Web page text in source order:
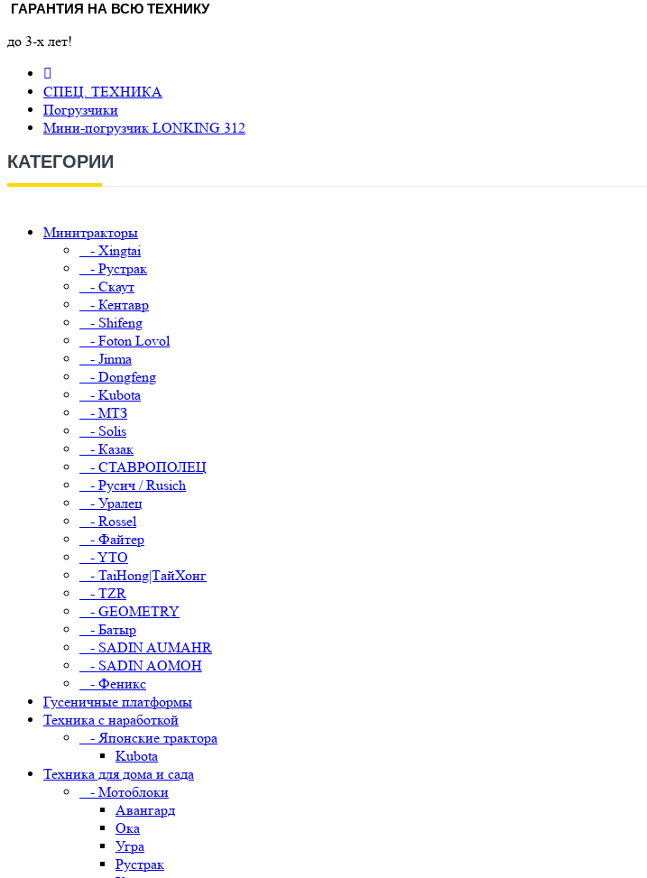
ГАРАНТИЯ НА ВСЮ ТЕХНИКУ
до 3-х лет!
СПЕЦ. ТЕХНИКА
Погрузчики
Мини-погрузчик LONKING 312
КАТЕГОРИИ
Минитракторы
- Xingtai
- Рустрак
- Скаут
- Кентавр
- Shifeng
- Foton Lovol
- Jinma
- Dongfeng
- Kubota
- МТЗ
- Solis
- Казак
- СТАВРОПОЛЕЦ
- Русич / Rusich
- Уралец
- Rossel
- Файтер
- YTO
- TaiHong|ТайХонг
- TZR
- GEOMETRY
- Батыр
- SADIN AUMAHR
- SADIN AOMOH
- Феникс
Гусеничные платформы
Техника с наработкой
- Японские трактора
Kubota
Техника для дома и сада
- Мотоблоки
Авангард
Ока
Угра
Рустрак